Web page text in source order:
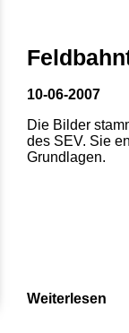
10-06-2007
Die Bilder
des SEV. Sie
Grundlagen.
Weiterlesen